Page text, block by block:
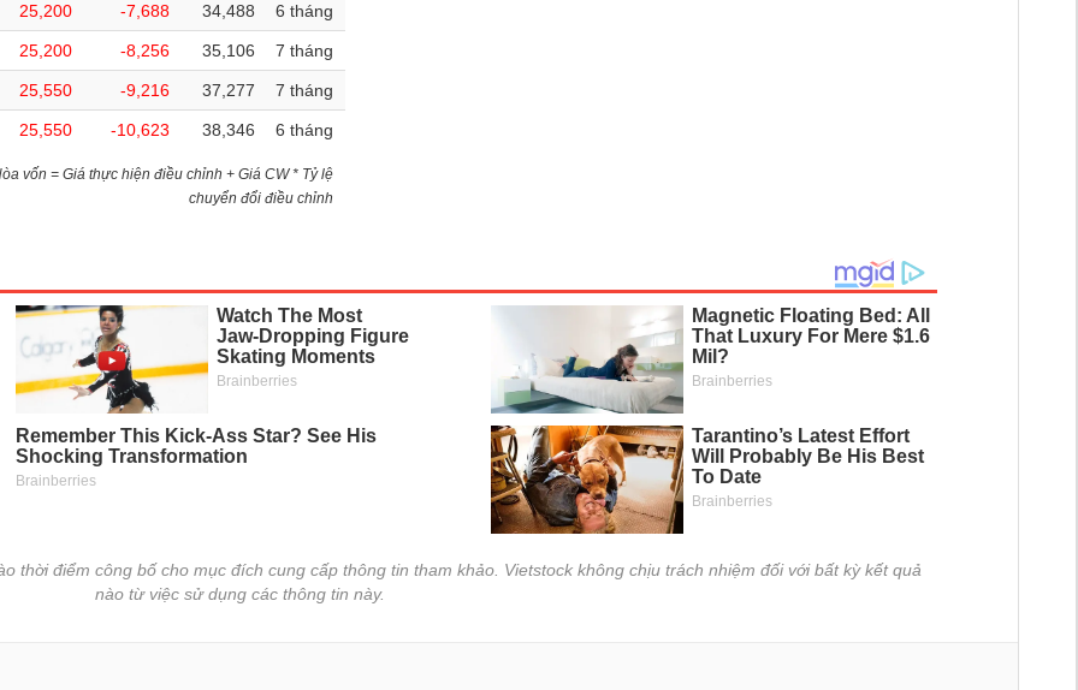
25,200 -7,688 34,488 6 tháng
25,200 -8,256 35,106 7 tháng
25,550 -9,216 37,277 7 tháng
25,550 -10,623 38,346 6 tháng
vốn = Giá thực hiện điều chỉnh + Giá CW * Tỷ lệ
chuyển đổi điều chỉnh
thời điểm công bố cho mục đích cung cấp thông tin tham khảo. Vietstock không chịu trách nhiệm đối với bất kỳ kết quả
nào từ việc sử dụng các thông tin này.